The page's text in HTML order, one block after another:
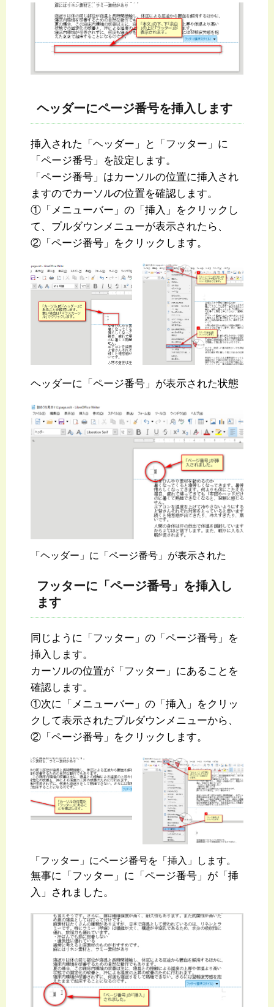
ヘッダーにページ番号を挿入します
挿入された「ヘッダー」と「フッター」に
「ページ番号」を設定します。
「ページ番号」はカーソルの位置に挿入され
ますのでカーソルの位置を確認します。
①「メニューバー」の「挿入」をクリックし
て、プルダウンメニューが表示されたら、
②「ページ番号」をクリックします。
ヘッダーに「ページ番号」が表示された状態
「ヘッダー」に「ページ番号」が表示された
フッターに「ページ番号」を挿入し
ます
同じように「フッター」の「ページ番号」を
挿入します。
カーソルの位置が「フッター」にあることを
確認します。
①次に「メニューバー」の「挿入」をクリッ
クして表示されたプルダウンメニューから、
②「ページ番号」をクリックします。
「フッター」にページ番号を「挿入」します。
無事に「フッター」に「ページ番号」が「挿
入」されました。